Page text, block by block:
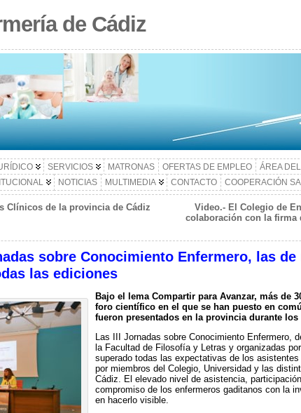
de Cádiz
SERVICIOS MATRONAS OFERTAS DE EMPLEO ÁREA
NOTICIAS MULTIMEDIA CONTACTO COOPERACIÓN
Clínicos de la provincia de Cádiz
Video.- El Colegio de
colaboración con la firma
sobre Conocimiento Enfermero, las
las ediciones
Bajo el lema Compartir para Avanzar, más de
foro científico en el que se han puesto en
fueron presentados en la provincia durante
Las III Jornadas sobre Conocimiento Enfermero,
la Facultad de Filosofía y Letras y organizadas
superado todas las expectativas de los
por miembros del Colegio, Universidad y las
Cádiz. El elevado nivel de asistencia,
compromiso de los enfermeros gaditanos con la
en hacerlo visible.